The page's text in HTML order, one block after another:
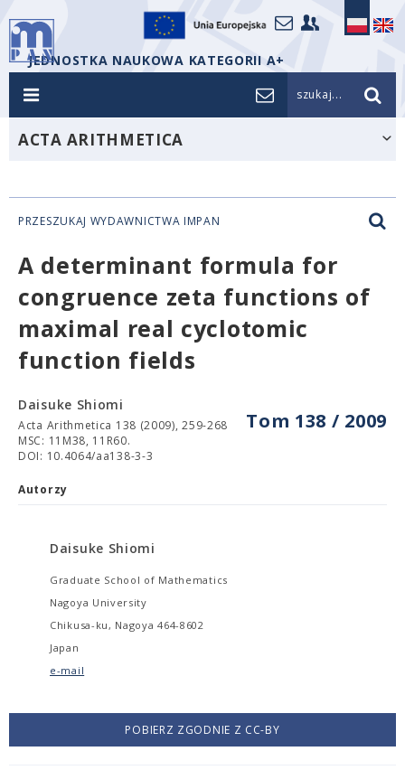
JEDNOSTKA NAUKOWA KATEGORII A+
szukaj...
ACTA ARITHMETICA
PRZESZUKAJ WYDAWNICTWA IMPAN
A determinant formula for
congruence zeta functions of
maximal real cyclotomic
function fields
Tom 138 / 2009
Daisuke Shiomi
Acta Arithmetica 138 (2009), 259-268
MSC: 11M38, 11R60.
DOI: 10.4064/aa138-3-3
Autorzy
Daisuke Shiomi
Graduate School of Mathematics
Nagoya University
Chikusa-ku, Nagoya 464-8602
Japan
e-mail
POBIERZ ZGODNIE Z CC-BY